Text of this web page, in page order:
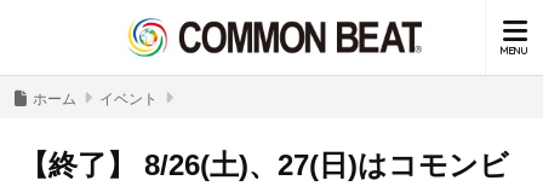
ホーム イベント
【終了】 8/26(土)、27(日)はコモンビ